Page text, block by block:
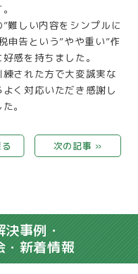
難しい内容をシンプルに
申告という”やや重い”作
感を持ちました。
された方で大変誠実な
く対応いただき感謝し
。
次の記事 »
事例・
・新着情報